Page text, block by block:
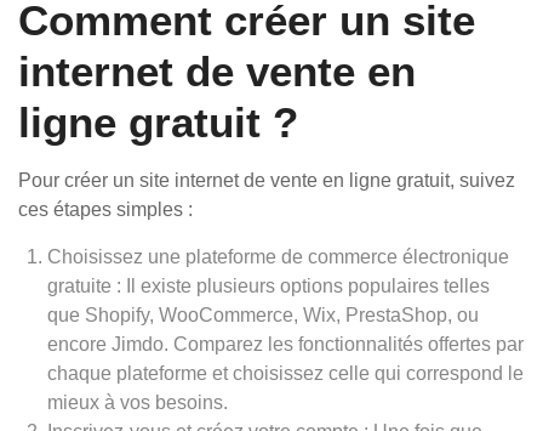
Comment créer un site
internet de vente en
ligne gratuit ?
Pour créer un site internet de vente en ligne gratuit, suivez
ces étapes simples :
Choisissez une plateforme de commerce électronique
gratuite : Il existe plusieurs options populaires telles
que Shopify, WooCommerce, Wix, PrestaShop, ou
encore Jimdo. Comparez les fonctionnalités offertes par
chaque plateforme et choisissez celle qui correspond le
mieux à vos besoins.